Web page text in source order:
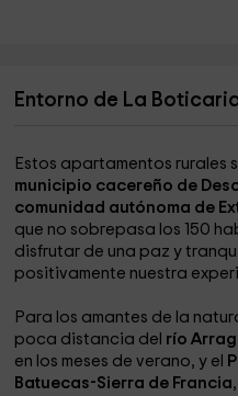
Entorno de La
Estos apartamentos rurales
municipio cacereño de
comunidad autónoma de
que no sobrepasa los 150
disfrutar de una paz y
positivamente nuestra
Para los amantes de la
poca distancia del río
en los meses de verano, y el
Batuecas-Sierra de Francia